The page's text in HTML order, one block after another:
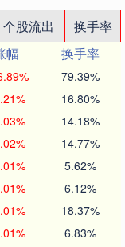
个股流出
换手率
幅
换手率
79.39%
16.80%
14.18%
14.77%
5.62%
6.12%
18.37%
6.83%